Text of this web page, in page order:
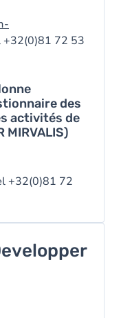
72 53
des
activités de
+32(0)81 72